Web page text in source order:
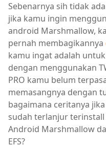
Sebenarnya sih tidak
jika kamu ingin
android Marshmallow,
pernah membagikannya
kamu ingat adalah
dengan menggunakan
PRO kamu belum
memasangnya dengan
bagaimana ceritanya
sudah terlanjur
Android Marshmallow
EFS?